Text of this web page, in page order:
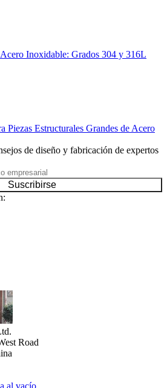
Inoxidable: Grados 304 y 316L
Estructurales Grandes de Acero
de diseño y fabricación de expertos
Suscribirse
Road